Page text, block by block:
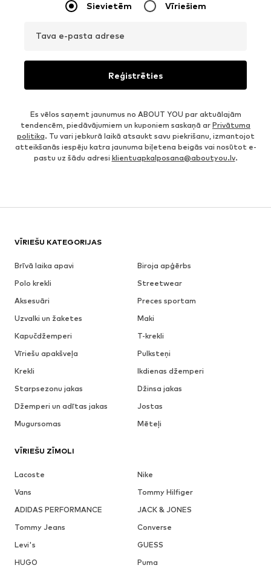
Sievietēm Vīriešiem
Tava e-pasta adrese
Reģistrēties
Es vēlos saņemt jaunumus no ABOUT YOU par aktuālajām
tendencēm, piedāvājumiem un kuponiem saskaņā ar Privātuma
politika. Tu vari jebkurā laikā atsaukt savu piekrišanu, izmantojot
atteikšanās iespēju katra jaunuma biļetena beigās vai nosūtot e-
pastu uz šādu adresi klientuapkalposana@aboutyou.lv.
VĪRIEŠU KATEGORIJAS
Brīvā laika apavi
Biroja apģērbs
Polo krekli
Streetwear
Aksesuāri
Preces sportam
Uzvalki un žaketes
Maki
Kapučdžemperi
T-krekli
Vīriešu apakšveļa
Pulksteņi
Krekli
Ikdienas džemperi
Starpsezonu jakas
Džinsa jakas
Džemperi un adītas jakas
Jostas
Mugursomas
Mēteļi
VĪRIEŠU ZĪMOLI
Lacoste
Nike
Vans
Tommy Hilfiger
ADIDAS PERFORMANCE
JACK & JONES
Tommy Jeans
Converse
Levi's
GUESS
HUGO
Puma